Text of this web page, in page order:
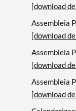
[download
Assembleia
[download
Assembleia
[download
Assembleia
[download